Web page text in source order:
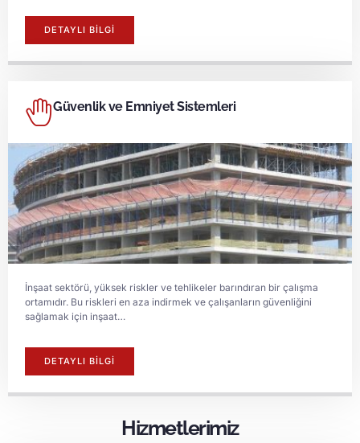
DETAYLI BİLGİ
Güvenlik ve Emniyet Sistemleri
İnşaat sektörü, yüksek riskler ve tehlikeler barındıran bir çalışma
ortamıdır. Bu riskleri en aza indirmek ve çalışanların güvenliğini
sağlamak için inşaat…
DETAYLI BİLGİ
Hizmetlerimiz